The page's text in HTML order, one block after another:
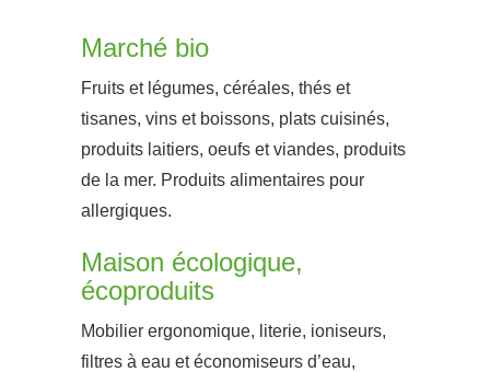
Marché bio
Fruits et légumes, céréales, thés et
tisanes, vins et boissons, plats cuisinés,
produits laitiers, oeufs et viandes, produits
de la mer. Produits alimentaires pour
allergiques.
Maison écologique,
écoproduits
Mobilier ergonomique, literie, ioniseurs,
filtres à eau et économiseurs d’eau,